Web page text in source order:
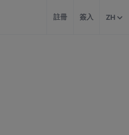
註冊 簽入 ZH